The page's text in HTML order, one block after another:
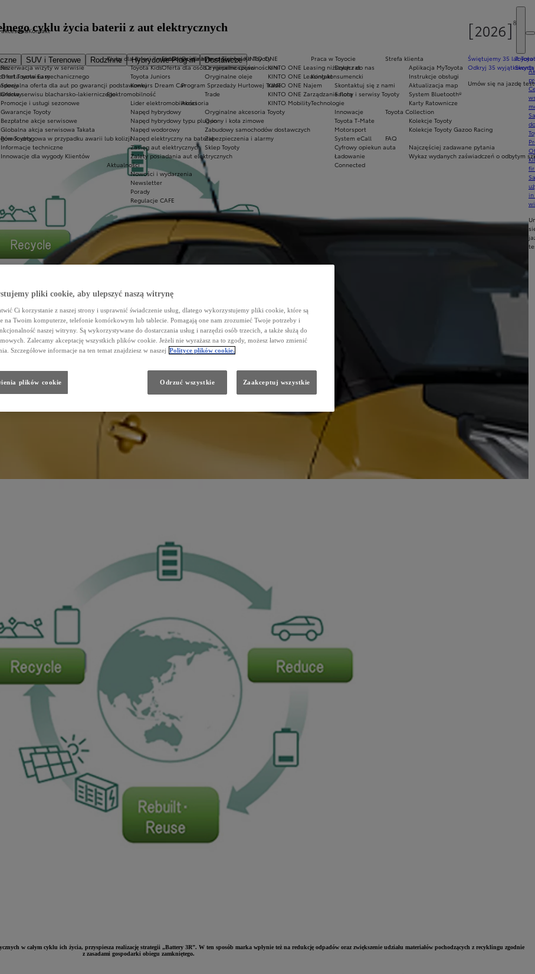
SUV i Terenowe Rodzinne Hybrydowe Plug-in
Dostawcze
Ekobonus dla hybryd Toyoty
Oferta dla osób z niepełnosprawnościami
Świętujemy 35 lat
Odkryj 35
Umów się na jazdę
Toyoty
Kluby dla dzieci i młodzieży
Toyota Kids
Toyota Juniors
Konkurs Dream Car
Elektromobilność
Lider elektromobilności
Napęd hybrydowy
Napęd hybrydowy typu plug-in
Napęd wodorowy
Napęd elektryczny na baterię
Zasięg aut elektrycznych
Zalety posiadania aut elektrycznych
Aktualności
Nowości i wydarzenia
Newsletter
Porady
Regulacje CAFE
Praca w Toyocie
Dołącz do nas
Kontakt
Skontaktuj się z nami
Salony i serwisy Toyoty
Technologie
Innowacje
Toyota T-Mate
Motorsport
System eCall
Cyfrowy opiekun auta
Ładowanie
Connected
rat Toyota Easy
KINTO ONE
KINTO ONE Leasing niższych rat
KINTO ONE Leasing konsumencki
KINTO ONE Najem
KINTO ONE Zarządzanie flotą
KINTO Mobility
Rezerwacja wizyty w serwisie
Oferta serwisu mechanicznego
Specjalna oferta dla aut po gwarancji podstawowej
Oferta serwisu blacharsko-lakierniczego
Promocje i usługi sezonowe
Gwarancje Toyoty
Bezpłatne akcje serwisowe
Globalna akcja serwisowa Takata
Pomoc drogowa w przypadku awarii lub kolizji
Informacje techniczne
Innowacje dla wygody Klientów
Oryginalne części i oleje Toyoty
Oryginalne części
Oryginalne oleje
Program Sprzedaży Hurtowej Trade
Trade
Akcesoria
Oryginalne akcesoria Toyoty
Opony i koła zimowe
Zabudowy samochodów dostawczych
Zabezpieczenia i alarmy
Sklep Toyoty
Strefa klienta
Aplikacja MyToyota
Instrukcje obsługi
Aktualizacja map
System Bluetooth®
Karty Ratownicze
Toyota Collection
Kolekcje Toyoty
Kolekcje Toyoty Gazoo Racing
FAQ
Najczęściej zadawane pytania
Wykaz wydanych zaświadczeń o odbytym
Kontakt
cyklu życia baterii z aut elektrycznych
w całym cyklu ich życia, przyspiesza realizację strategii „Battery 3R”. W ten sposób marka wpłynie też na redukcję odpadów oraz zwiększenie udziału materiałów pochodzących z recyklingu zgodnie
z zasadami gospodarki obiegu zamkniętego.
pliki cookie, aby ulepszyć naszą witrynę
Ci korzystanie z naszej strony i usprawnić świadczenie usług, dlatego wykorzystujemy pliki cookie, które są
na Twoim komputerze, telefonie komórkowym lub tablecie. Pomagają one nam zrozumieć Twoje potrzeby i
naszej witryny. Są wykorzystywane do dostarczania usług i narzędzi osób trzecich, a także służą do
Zalecamy akceptację wszystkich plików cookie. Jeżeli nie wyrażasz na to zgody, możesz łatwo zmienić
Szczegółowe informacje na ten temat znajdziesz w naszej Polityce plików cookie.
Odrzuć wszystkie Zaakceptuj wszystkie
plików cookie